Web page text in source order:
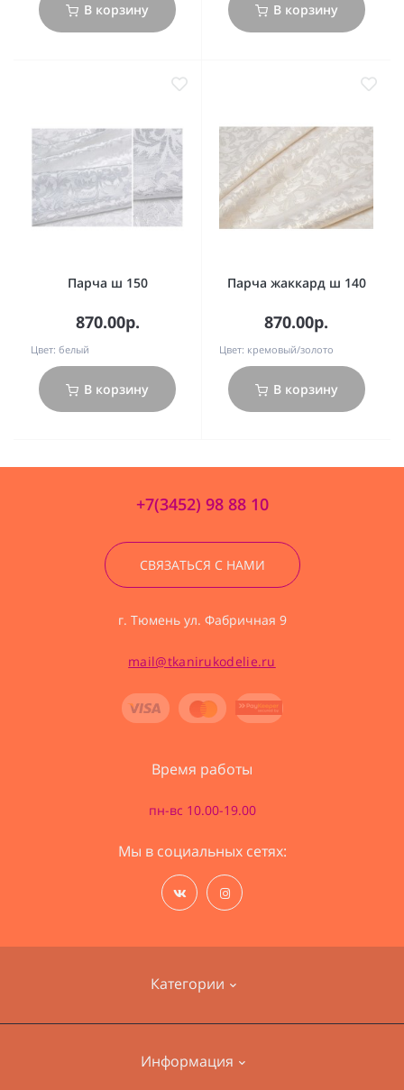
В корзину В корзину
Парча ш 150
870.00р.
Цвет: белый
В корзину
Парча жаккард ш 140
870.00р.
Цвет: кремовый/золото
В корзину
+7(3452) 98 88 10
СВЯЗАТЬСЯ С НАМИ
г. Тюмень ул. Фабричная 9
mail@tkanirukodelie.ru
Категории
Наборы для вышивания
Информация
Время работы
пн-вс 10.00-19.00
Мы в социальных сетях: